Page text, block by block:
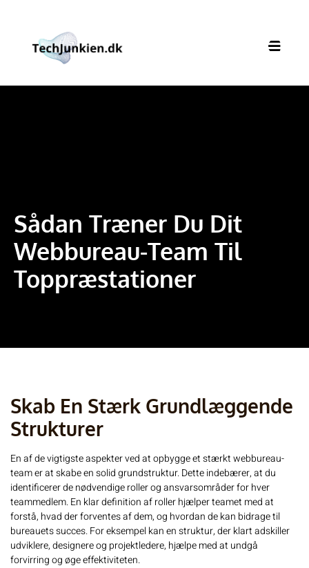
Sådan Træner Du Dit
Webbureau-Team Til
Toppræstationer
Skab En Stærk Grundlæggende
Strukturer
En af de vigtigste aspekter ved at opbygge et stærkt webbureau-
team er at skabe en solid grundstruktur. Dette indebærer, at du
identificerer de nødvendige roller og ansvarsområder for hver
teammedlem. En klar definition af roller hjælper teamet med at
forstå, hvad der forventes af dem, og hvordan de kan bidrage til
bureauets succes. For eksempel kan en struktur, der klart adskiller
udviklere, designere og projektledere, hjælpe med at undgå
forvirring og øge effektiviteten.